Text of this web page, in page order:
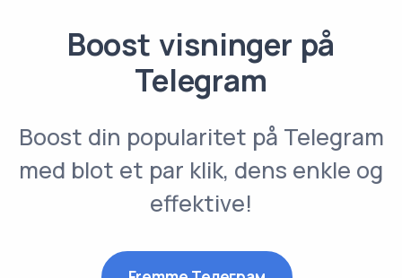
Boost visninger på
Telegram
Boost din popularitet på Telegram
med blot et par klik, dens enkle og
effektive!